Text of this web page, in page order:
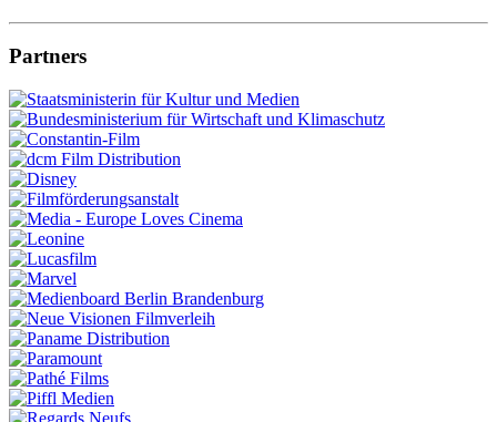
Partners